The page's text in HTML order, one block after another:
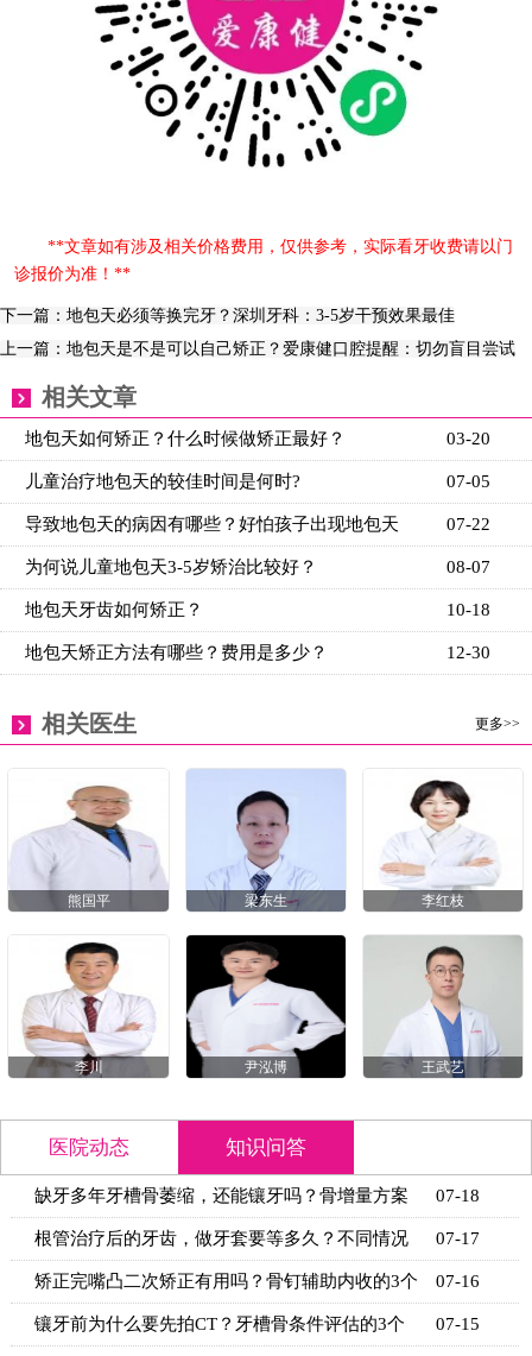
**文章如有涉及相关价格费用，仅供参考，实际看牙收费请以门
诊报价为准！**
下一篇：地包天必须等换完牙？深圳牙科：3-5岁干预效果最佳
上一篇：地包天是不是可以自己矫正？爱康健口腔提醒：切勿盲目尝试
相关文章
03-20
地包天如何矫正？什么时候做矫正最好？
07-05
儿童治疗地包天的较佳时间是何时?
07-22
导致地包天的病因有哪些？好怕孩子出现地包天
08-07
为何说儿童地包天3-5岁矫治比较好？
10-18
地包天牙齿如何矫正？
12-30
地包天矫正方法有哪些？费用是多少？
更多>>
相关医生
熊国平 梁东生 李红枝
李川 尹泓博 王武艺
医院动态 知识问答
缺牙多年牙槽骨萎缩，还能镶牙吗？骨增量方案
+适用条
07-18
根管治疗后的牙齿，做牙套要等多久？不同情况
的等待时
07-17
矫正完嘴凸二次矫正有用吗？骨钉辅助内收的3个
关键条
07-16
镶牙前为什么要先拍CT？牙槽骨条件评估的3个 07-15